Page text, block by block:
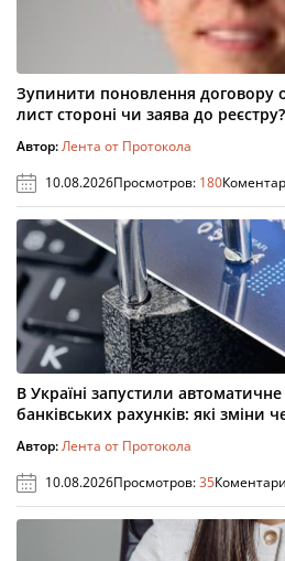
Зупинити поновлення договору
лист стороні чи заява до реєстру?
Автор:Лента от Протокола
10.08.2026Просмотров: 180
В Україні запустили
банківських рахунків: які зміни
Автор:Лента от Протокола
10.08.2026Просмотров:35